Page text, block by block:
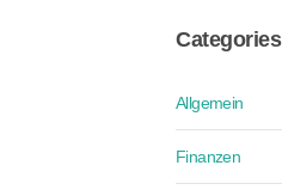
Categories
Allgemein
Finanzen